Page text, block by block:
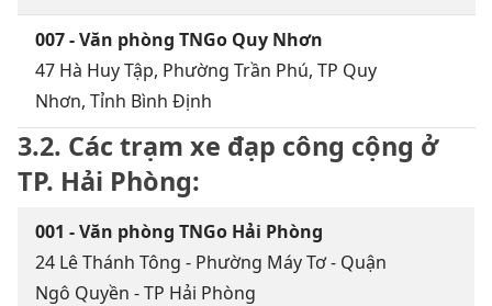
007 - Văn phòng TNGo Quy Nhơn
47 Hà Huy Tập, Phường Trần Phú, TP Quy
Nhơn, Tỉnh Bình Định
3.2. Các trạm xe đạp công cộng ở
TP. Hải Phòng:
001 - Văn phòng TNGo Hải Phòng
24 Lê Thánh Tông - Phường Máy Tơ - Quận
Ngô Quyền - TP Hải Phòng